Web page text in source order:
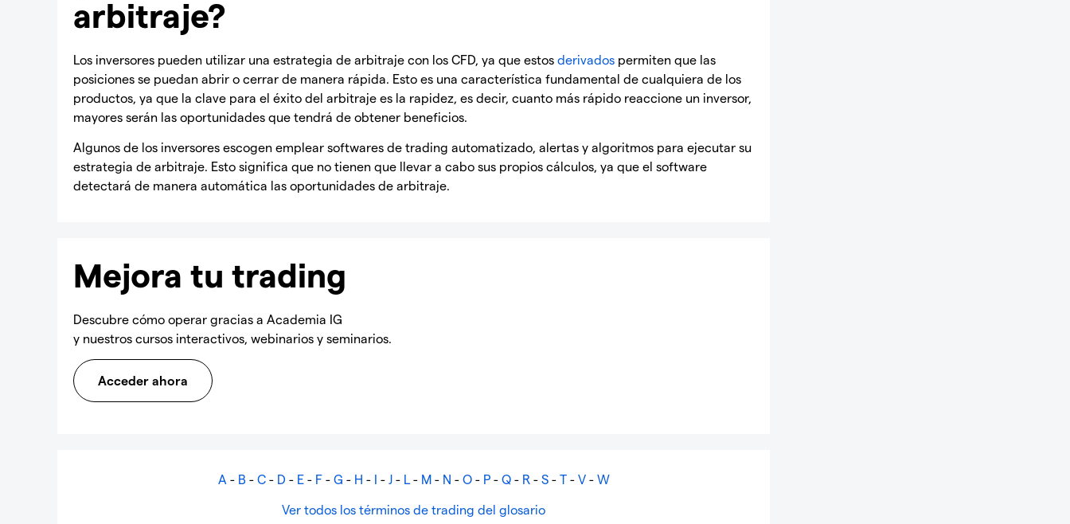
arbitraje?
Los inversores pueden utilizar una estrategia de arbitraje con los CFD, ya que estos derivados permiten que las
posiciones se puedan abrir o cerrar de manera rápida. Esto es una característica fundamental de cualquiera de los
productos, ya que la clave para el éxito del arbitraje es la rapidez, es decir, cuanto más rápido reaccione un inversor,
mayores serán las oportunidades que tendrá de obtener beneficios.
Algunos de los inversores escogen emplear softwares de trading automatizado, alertas y algoritmos para ejecutar su
estrategia de arbitraje. Esto significa que no tienen que llevar a cabo sus propios cálculos, ya que el software
detectará de manera automática las oportunidades de arbitraje.
Mejora tu trading
Descubre cómo operar gracias a Academia IG
y nuestros cursos interactivos, webinarios y seminarios.
Acceder ahora
A - B - C- D - E- F- G - H - I - J- L- M- N - O- P- Q- R- S- T- V- W
Ver todos los términos de trading del glosario